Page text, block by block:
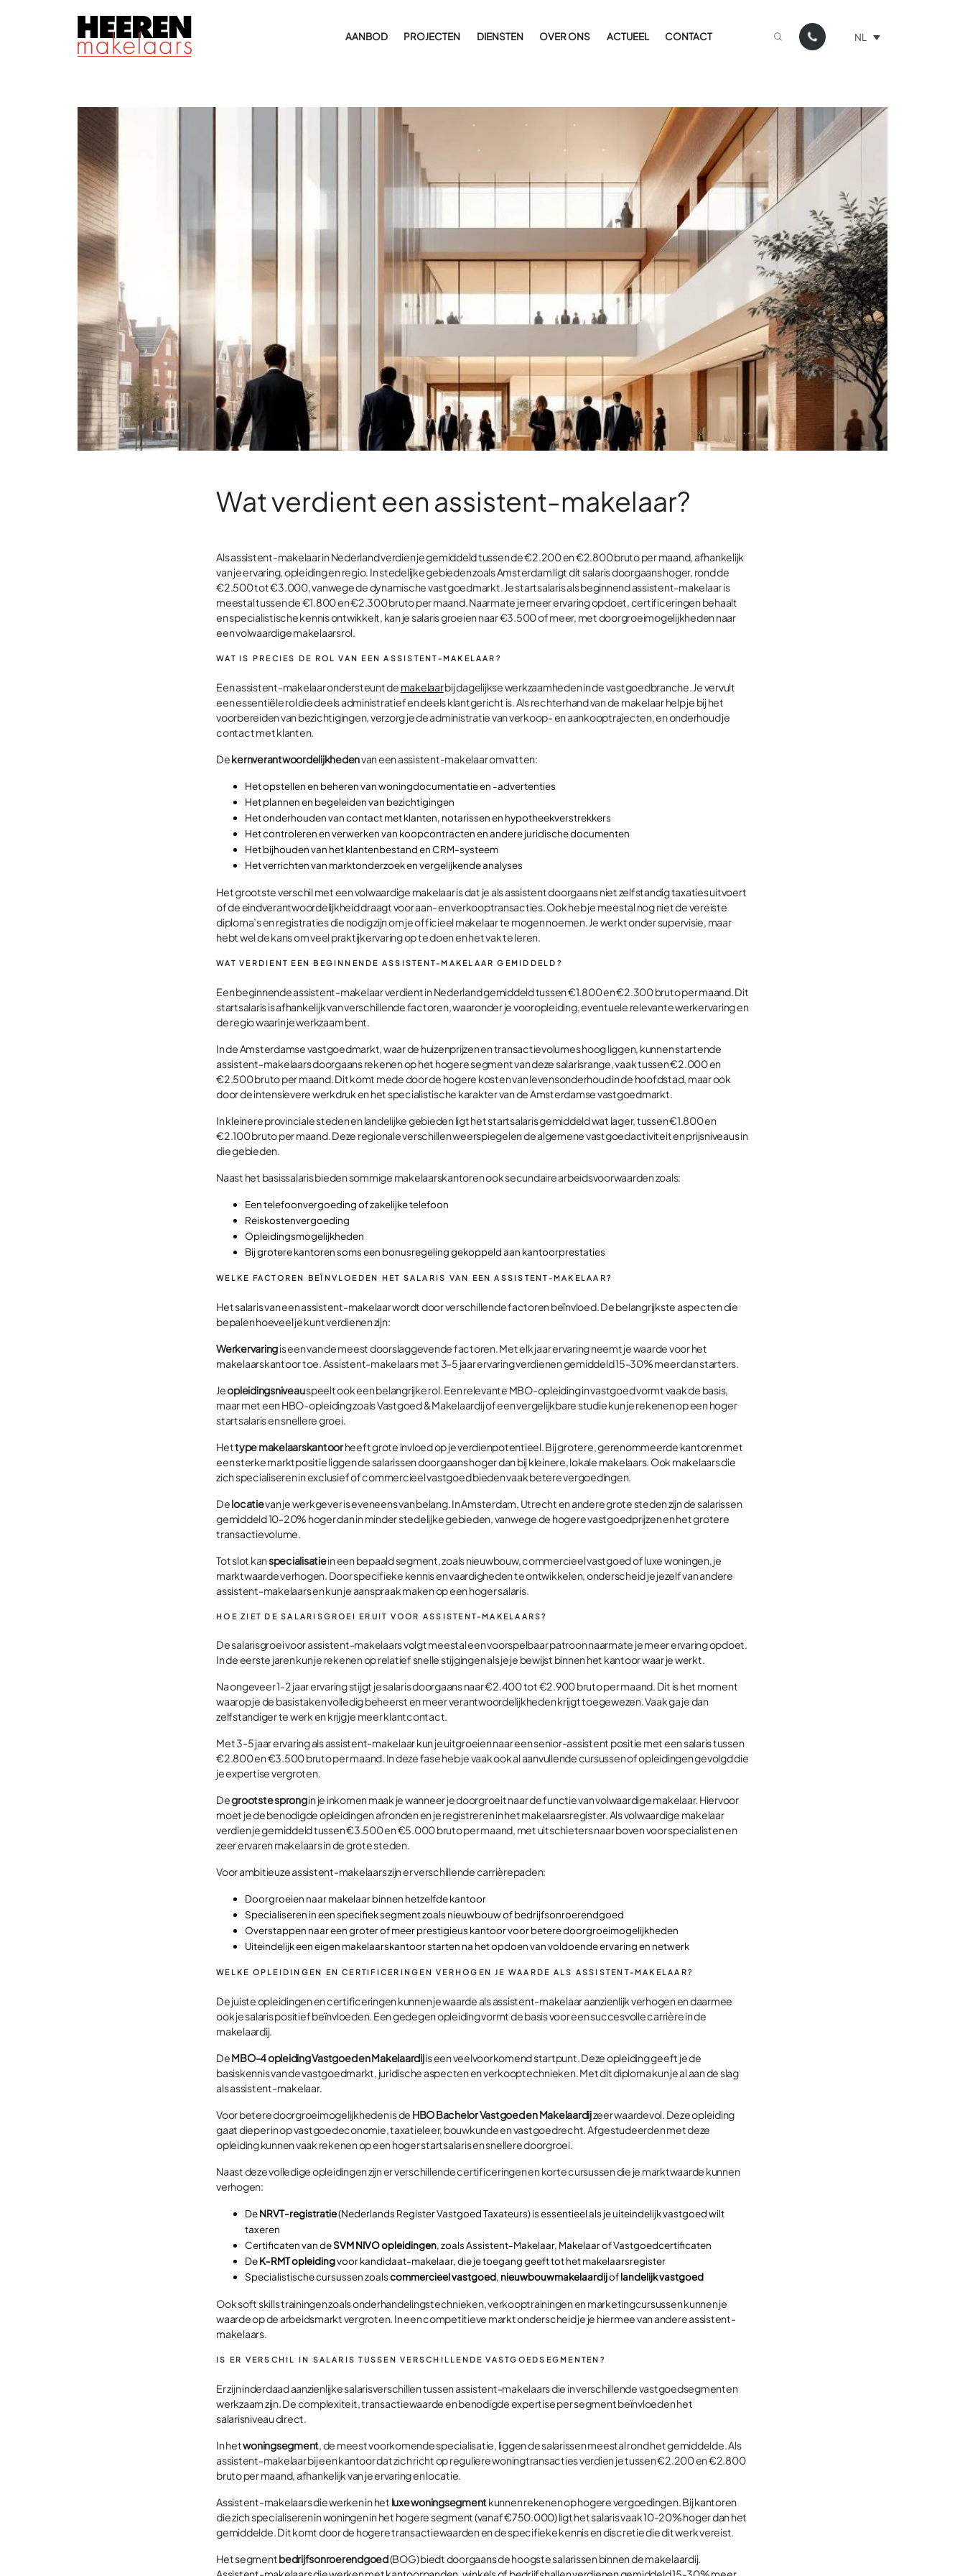
AANBOD PROJECTEN DIENSTEN OVER ONS ACTUEEL CONTACT NL
Wat verdient een assistent-makelaar?
Als assistent-makelaar in Nederland verdien je gemiddeld tussen de €2.200 en €2.800 bruto per maand, afhankelijk
van je ervaring, opleiding en regio. In stedelijke gebieden zoals Amsterdam ligt dit salaris doorgaans hoger, rond de
€2.500 tot €3.000, vanwege de dynamische vastgoedmarkt. Je startsalaris als beginnend assistent-makelaar is
meestal tussen de €1.800 en €2.300 bruto per maand. Naarmate je meer ervaring opdoet, certificeringen behaalt
en specialistische kennis ontwikkelt, kan je salaris groeien naar €3.500 of meer, met doorgroeimogelijkheden naar
een volwaardige makelaarsrol.
WAT IS PRECIES DE ROL VAN EEN ASSISTENT-MAKELAAR?
Een assistent-makelaar ondersteunt de makelaarbij dagelijkse werkzaamheden in de vastgoedbranche. Je vervult
een essentiële rol die deels administratief en deels klantgericht is. Als rechterhand van de makelaar help je bij het
voorbereiden van bezichtigingen, verzorg je de administratie van verkoop- en aankooptrajecten, en onderhoud je
contact met klanten.
Dekernverantwoordelijkhedenvan een assistent-makelaar omvatten:
Het opstellen en beheren van woningdocumentatie en -advertenties
Het plannen en begeleiden van bezichtigingen
Het onderhouden van contact met klanten, notarissen en hypotheekverstrekkers
Het controleren en verwerken van koopcontracten en andere juridische documenten
Het bijhouden van het klantenbestand en CRM-systeem
Het verrichten van marktonderzoek en vergelijkende analyses
Het grootste verschil met een volwaardige makelaar is dat je als assistent doorgaans niet zelfstandig taxaties uitvoert
of de eindverantwoordelijkheid draagt voor aan- en verkooptransacties. Ook heb je meestal nog niet de vereiste
diploma’s en registraties die nodig zijn om je officieel makelaar te mogen noemen. Je werkt onder supervisie, maar
hebt wel de kans om veel praktijkervaring op te doen en het vak te leren.
WAT VERDIENT EEN BEGINNENDE ASSISTENT-MAKELAAR GEMIDDELD?
Een beginnende assistent-makelaar verdient in Nederland gemiddeld tussen €1.800 en €2.300 bruto per maand. Dit
startsalaris is afhankelijk van verschillende factoren, waaronder je vooropleiding, eventuele relevante werkervaring en
de regio waarin je werkzaam bent.
In de Amsterdamse vastgoedmarkt, waar de huizenprijzen en transactievolumes hoog liggen, kunnen startende
assistent-makelaars doorgaans rekenen op het hogere segment van deze salarisrange, vaak tussen €2.000 en
€2.500 bruto per maand. Dit komt mede door de hogere kosten van levensonderhoud in de hoofdstad, maar ook
door de intensievere werkdruk en het specialistische karakter van de Amsterdamse vastgoedmarkt.
In kleinere provinciale steden en landelijke gebieden ligt het startsalaris gemiddeld wat lager, tussen €1.800 en
€2.100 bruto per maand. Deze regionale verschillen weerspiegelen de algemene vastgoedactiviteit en prijsniveaus in
die gebieden.
Naast het basissalaris bieden sommige makelaarskantoren ook secundaire arbeidsvoorwaarden zoals:
Een telefoonvergoeding of zakelijke telefoon
Reiskostenvergoeding
Opleidingsmogelijkheden
Bij grotere kantoren soms een bonusregeling gekoppeld aan kantoorprestaties
WELKE FACTOREN BEÏNVLOEDEN HET SALARIS VAN EEN ASSISTENT-MAKELAAR?
Het salaris van een assistent-makelaar wordt door verschillende factoren beïnvloed. De belangrijkste aspecten die
bepalen hoeveel je kunt verdienen zijn:
Werkervaringis een van de meest doorslaggevende factoren. Met elk jaar ervaring neemt je waarde voor het
makelaarskantoor toe. Assistent-makelaars met 3-5 jaar ervaring verdienen gemiddeld 15-30% meer dan starters.
Jeopleidingsniveauspeelt ook een belangrijke rol. Een relevante MBO-opleiding in vastgoed vormt vaak de basis,
maar met een HBO-opleiding zoals Vastgoed & Makelaardij of een vergelijkbare studie kun je rekenen op een hoger
startsalaris en snellere groei.
Hettype makelaarskantoorheeft grote invloed op je verdienpotentieel. Bij grotere, gerenommeerde kantoren met
een sterke marktpositie liggen de salarissen doorgaans hoger dan bij kleinere, lokale makelaars. Ook makelaars die
zich specialiseren in exclusief of commercieel vastgoed bieden vaak betere vergoedingen.
Delocatievan je werkgever is eveneens van belang. In Amsterdam, Utrecht en andere grote steden zijn de salarissen
gemiddeld 10-20% hoger dan in minder stedelijke gebieden, vanwege de hogere vastgoedprijzen en het grotere
transactievolume.
Tot slot kanspecialisatiein een bepaald segment, zoals nieuwbouw, commercieel vastgoed of luxe woningen, je
marktwaarde verhogen. Door specifieke kennis en vaardigheden te ontwikkelen, onderscheid je jezelf van andere
assistent-makelaars en kun je aanspraak maken op een hoger salaris.
HOE ZIET DE SALARISGROEI ERUIT VOOR ASSISTENT-MAKELAARS?
De salarisgroei voor assistent-makelaars volgt meestal een voorspelbaar patroon naarmate je meer ervaring opdoet.
In de eerste jaren kun je rekenen op relatief snelle stijgingen als je je bewijst binnen het kantoor waar je werkt.
Na ongeveer 1-2 jaar ervaring stijgt je salaris doorgaans naar €2.400 tot €2.900 bruto per maand. Dit is het moment
waarop je de basistaken volledig beheerst en meer verantwoordelijkheden krijgt toegewezen. Vaak ga je dan
zelfstandiger te werk en krijg je meer klantcontact.
Met 3-5 jaar ervaring als assistent-makelaar kun je uitgroeien naar een senior-assistent positie met een salaris tussen
€2.800 en €3.500 bruto per maand. In deze fase heb je vaak ook al aanvullende cursussen of opleidingen gevolgd die
je expertise vergroten.
Degrootste sprongin je inkomen maak je wanneer je doorgroeit naar de functie van volwaardige makelaar. Hiervoor
moet je de benodigde opleidingen afronden en je registreren in het makelaarsregister. Als volwaardige makelaar
verdien je gemiddeld tussen €3.500 en €5.000 bruto per maand, met uitschieters naar boven voor specialisten en
zeer ervaren makelaars in de grote steden.
Voor ambitieuze assistent-makelaars zijn er verschillende carrièrepaden:
Doorgroeien naar makelaar binnen hetzelfde kantoor
Specialiseren in een specifiek segment zoals nieuwbouw of bedrijfsonroerendgoed
Overstappen naar een groter of meer prestigieus kantoor voor betere doorgroeimogelijkheden
Uiteindelijk een eigen makelaarskantoor starten na het opdoen van voldoende ervaring en netwerk
WELKE OPLEIDINGEN EN CERTIFICERINGEN VERHOGEN JE WAARDE ALS ASSISTENT-MAKELAAR?
De juiste opleidingen en certificeringen kunnen je waarde als assistent-makelaar aanzienlijk verhogen en daarmee
ook je salaris positief beïnvloeden. Een gedegen opleiding vormt de basis voor een succesvolle carrière in de
makelaardij.
DeMBO-4 opleiding Vastgoed en Makelaardijis een veelvoorkomend startpunt. Deze opleiding geeft je de
basiskennis van de vastgoedmarkt, juridische aspecten en verkooptechnieken. Met dit diploma kun je al aan de slag
als assistent-makelaar.
Voor betere doorgroeimogelijkheden is de HBO Bachelor Vastgoed en Makelaardijzeer waardevol. Deze opleiding
gaat dieper in op vastgoedeconomie, taxatieleer, bouwkunde en vastgoedrecht. Afgestudeerden met deze
opleiding kunnen vaak rekenen op een hoger startsalaris en snellere doorgroei.
Naast deze volledige opleidingen zijn er verschillende certificeringen en korte cursussen die je marktwaarde kunnen
verhogen:
DeNRVT-registratie(Nederlands Register Vastgoed Taxateurs) is essentieel als je uiteindelijk vastgoed wilt
taxeren
Certificaten van deSVM NIVO opleidingen, zoals Assistent-Makelaar, Makelaar of Vastgoedcertificaten
DeK-RMT opleidingvoor kandidaat-makelaar, die je toegang geeft tot het makelaarsregister
Specialistische cursussen zoalscommercieel vastgoed, nieuwbouwmakelaardijoflandelijk vastgoed
Ook soft skills trainingen zoals onderhandelingstechnieken, verkooptrainingen en marketingcursussen kunnen je
waarde op de arbeidsmarkt vergroten. In een competitieve markt onderscheid je je hiermee van andere assistent-
makelaars.
IS ER VERSCHIL IN SALARIS TUSSEN VERSCHILLENDE VASTGOEDSEGMENTEN?
Er zijn inderdaad aanzienlijke salarisverschillen tussen assistent-makelaars die in verschillende vastgoedsegmenten
werkzaam zijn. De complexiteit, transactiewaarde en benodigde expertise per segment beïnvloeden het
salarisniveau direct.
In hetwoningsegment, de meest voorkomende specialisatie, liggen de salarissen meestal rond het gemiddelde. Als
assistent-makelaar bij een kantoor dat zich richt op reguliere woningtransacties verdien je tussen €2.200 en €2.800
bruto per maand, afhankelijk van je ervaring en locatie.
Assistent-makelaars die werken in het luxe woningsegmentkunnen rekenen op hogere vergoedingen. Bij kantoren
die zich specialiseren in woningen in het hogere segment (vanaf €750.000) ligt het salaris vaak 10-20% hoger dan het
gemiddelde. Dit komt door de hogere transactiewaarden en de specifieke kennis en discretie die dit werk vereist.
Het segmentbedrijfsonroerendgoed(BOG) biedt doorgaans de hoogste salarissen binnen de makelaardij.